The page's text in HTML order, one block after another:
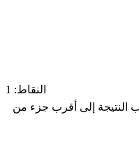
النقاط: 1
وطول الحقيبة الكبيرة 85 سم. ما حجم الحقيبة الأكبر؟ (قرب النتيجة إلى أقرب جزء من